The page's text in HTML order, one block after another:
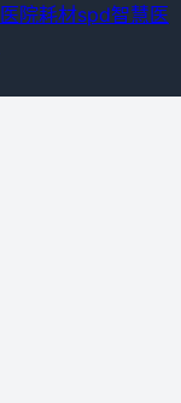
医院耗材spd智慧医